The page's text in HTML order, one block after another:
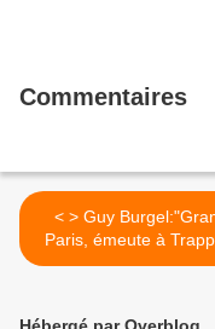
Commentaires
< > Guy Burgel:"Grand
Paris, émeute à
une seule question
Hébergé par Overblog